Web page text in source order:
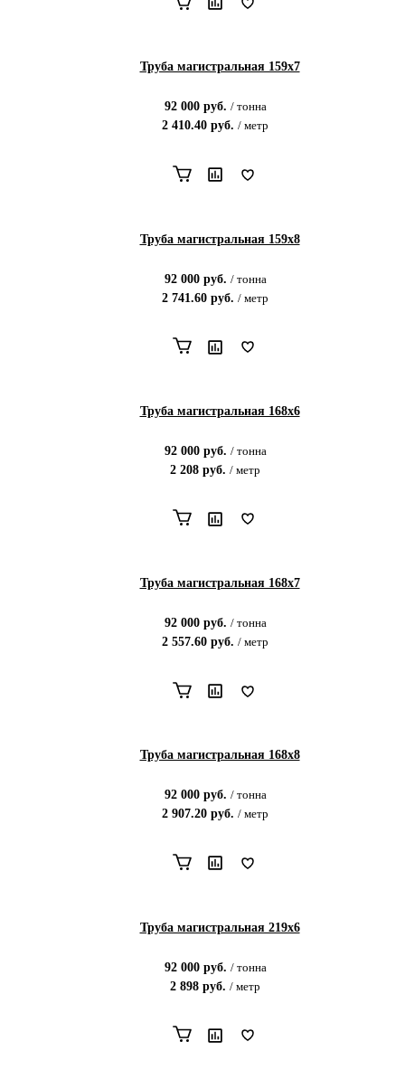
Труба магистральная 159х7
92 000руб. / тонна
2 410.40 руб. / метр
Труба магистральная 159х8
92 000руб. / тонна
2 741.60 руб. / метр
Труба магистральная 168х6
92 000руб. / тонна
2 208 руб. / метр
Труба магистральная 168х7
92 000руб. / тонна
2 557.60 руб. / метр
Труба магистральная 168х8
92 000руб. / тонна
2 907.20 руб. / метр
Труба магистральная 219х6
92 000руб. / тонна
2 898 руб. / метр